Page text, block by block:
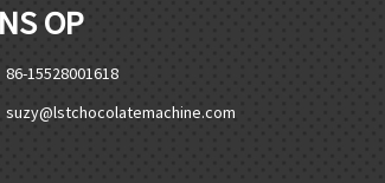
OP
86-15528001618
suzy@lstchocolatemachine.com